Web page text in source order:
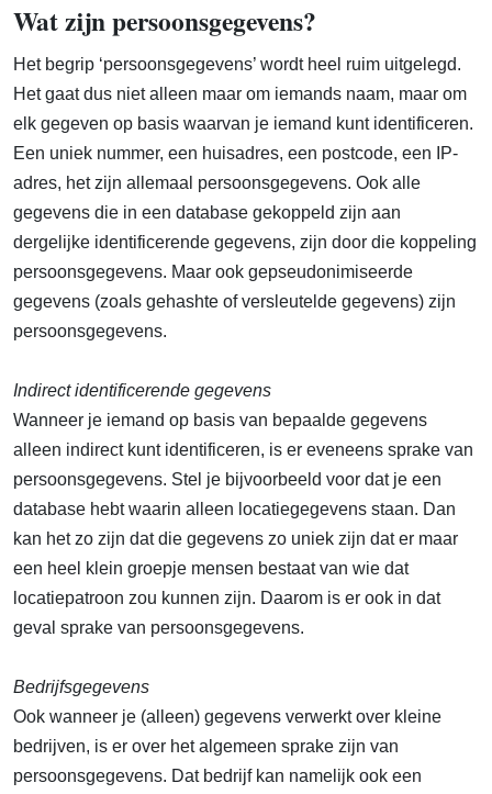
Wat zijn persoonsgegevens?
Het begrip ‘persoonsgegevens’ wordt heel ruim uitgelegd.
Het gaat dus niet alleen maar om iemands naam, maar om
elk gegeven op basis waarvan je iemand kunt identificeren.
Een uniek nummer, een huisadres, een postcode, een IP-
adres, het zijn allemaal persoonsgegevens. Ook alle
gegevens die in een database gekoppeld zijn aan
dergelijke identificerende gegevens, zijn door die koppeling
persoonsgegevens. Maar ook gepseudonimiseerde
gegevens (zoals gehashte of versleutelde gegevens) zijn
persoonsgegevens.
Indirect identificerende gegevens
Wanneer je iemand op basis van bepaalde gegevens
alleen indirect kunt identificeren, is er eveneens sprake van
persoonsgegevens. Stel je bijvoorbeeld voor dat je een
database hebt waarin alleen locatiegegevens staan. Dan
kan het zo zijn dat die gegevens zo uniek zijn dat er maar
een heel klein groepje mensen bestaat van wie dat
locatiepatroon zou kunnen zijn. Daarom is er ook in dat
geval sprake van persoonsgegevens.
Bedrijfsgegevens
Ook wanneer je (alleen) gegevens verwerkt over kleine
bedrijven, is er over het algemeen sprake zijn van
persoonsgegevens. Dat bedrijf kan namelijk ook een